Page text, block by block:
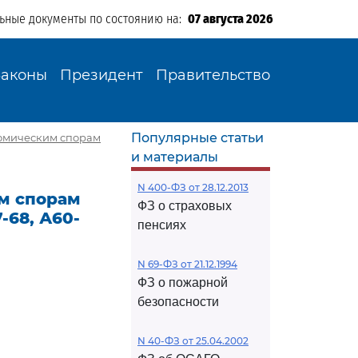
документы по состоянию на: 07 августа 2026
Президент Правительство
спорам
спорам
68, А60-
Популярные статьи
и материалы
N 400-ФЗ от 28.12.2013
ФЗ о страховых
пенсиях
N 69-ФЗ от 21.12.1994
ФЗ о пожарной
безопасности
N 40-ФЗ от 25.04.2002